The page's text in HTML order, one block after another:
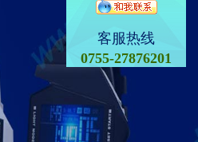
客服热线
0755-27876201